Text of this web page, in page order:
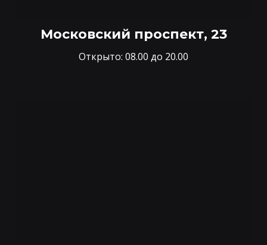
Московский проспект, 23
Открыто: 08.00 до 20.00